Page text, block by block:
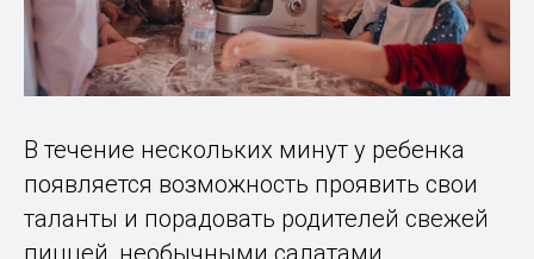
В течение нескольких минут у ребенка
появляется возможность проявить свои
таланты и порадовать родителей свежей